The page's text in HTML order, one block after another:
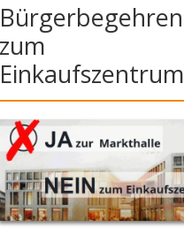
Bürgerbegehren
zum
Einkaufszentrum